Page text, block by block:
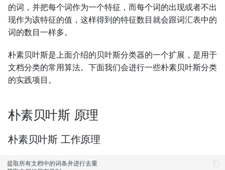
的词，并把每个词作为一个特征，而每个词的出现或者不出
现作为该特征的值，这样得到的特征数目就会跟词汇表中的
词的数目一样多。
朴素贝叶斯是上面介绍的贝叶斯分类器的一个扩展，是用于
文档分类的常用算法。下面我们会进行一些朴素贝叶斯分类
的实践项目。
朴素贝叶斯 原理
朴素贝叶斯 工作原理
提取所有文档中的词条并进行去重